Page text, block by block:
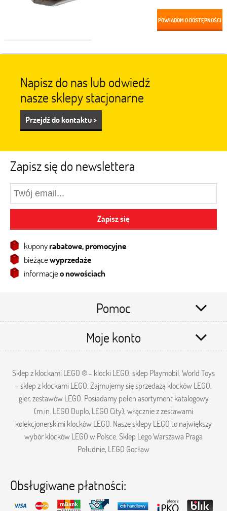
POWIADOM O DOSTĘPNOŚCI
Napisz do nas lub odwiedź
nasze sklepy stacjonarne
Przejdź do kontaktu >
Zapisz się do newslettera
Zapisz się
kuponyrabatowe, promocyjne
bieżącewyprzedaże
informacjeo nowościach
Pomoc
Moje konto
Sklep z klockami LEGO ® - klocki LEGO, sklep Playmobil. World Toys
- sklep z klockami LEGO. Zajmujemy się sprzedażą klocków LEGO,
gier, zestawów LEGO. Posiadamy pełen asortyment katalogowy
(m.in. LEGO Duplo, LEGO City), włącznie z zestawami
kolekcjonerskimi klocków LEGO. Nasze sklepy LEGO to największy
wybór klocków LEGO w Polsce. Sklep Lego Warszawa Praga
Południe, LEGO Gocław
Obsługiwane płatności: